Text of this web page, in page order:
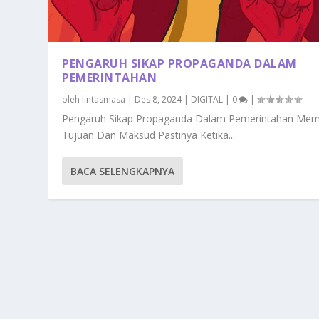
PENGARUH SIKAP PROPAGANDA DALAM
PEMERINTAHAN
oleh lintasmasa | Des 8, 2024| DIGITAL | 0 |
Pengaruh Sikap Propaganda Dalam Pemerintahan
Tujuan Dan Maksud Pastinya Ketika...
BACA SELENGKAPNYA